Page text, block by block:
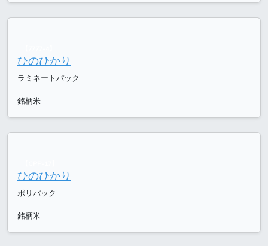
ひのひかり
ラミネートパック
銘柄米
ひのひかり
ポリパック
銘柄米